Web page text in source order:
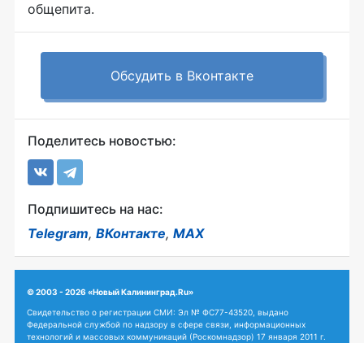
общепита.
Обсудить в Вконтакте
Поделитесь новостью:
Подпишитесь на нас:
Telegram, ВКонтакте, MAX
© 2003 - 2026 «Новый Калининград.Ru»
Свидетельство о регистрации СМИ: Эл № ФС77-43520, выдано
Федеральной службой по надзору в сфере связи, информационных
технологий и массовых коммуникаций (Роскомнадзор) 17 января 2011 г.